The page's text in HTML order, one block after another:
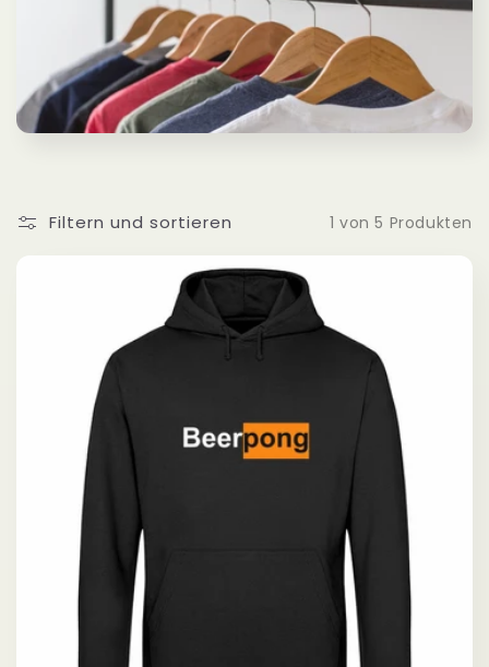
e
Filtern und sortieren 1 von 5 Produkten